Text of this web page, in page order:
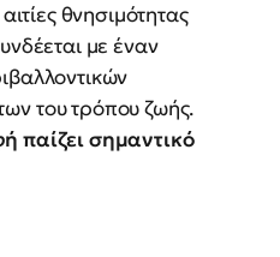
θνησιμότητας
με έναν
του τρόπου ζωής.
παίζει σημαντικό